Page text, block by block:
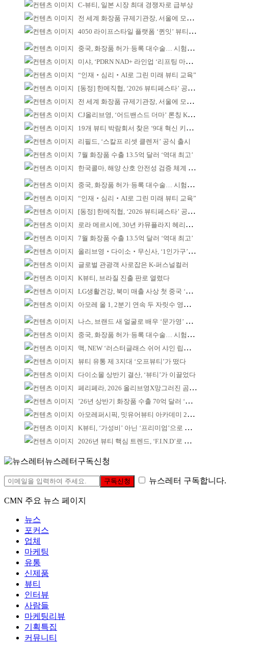
C-뷰티, 일본 시장 최대 경쟁자로 급부상
전 세계 화장품 규제기관장, 서울에 모인다
4050 라이프스타일 플랫폼 ‘퀸잇’ 뷰티 성장세
중국, 화장품 허가·등록 대수술… 시험자료 공용 허용
미샤, ‘PDRN NAD+ 라인업 ‘리프팅 마스크’ 출시
“인재‧심리‧AI로 그린 미래 뷰티 교육”
[동정] 한메직협, ‘2026 뷰티페스타’ 공동 주최
전 세계 화장품 규제기관장, 서울에 모인다
CJ올리브영, ‘어드밴스드 더마’ 론칭 K더마 육성 박차
19개 뷰티 박람회서 찾은 ‘9대 혁신 키워드’
리필드, ‘스칼프 리셋 클렌저’ 공식 출시
7월 화장품 수출 13.5억 달러 ‘역대 최고’
한국콜마, 해양 산호 안전성 검증 체계 구축
중국, 화장품 허가·등록 대수술… 시험자료 공용 허용
“인재‧심리‧AI로 그린 미래 뷰티 교육”
[동정] 한메직협, ‘2026 뷰티페스타’ 공동 주최
로라 메르시에, 30년 카뮤플라지 헤리티지 담아
7월 화장품 수출 13.5억 달러 ‘역대 최고’
올리브영‧다이소‧무신사, ‘1인가구’가 이끈다
글로벌 관광객 사로잡은 K-퍼스널컬러
K뷰티, 브라질 진출 판로 열렸다
LG생활건강, 북미 매출 사상 첫 중국 ‘추월’
아모레 올 1, 2분기 연속 두 자릿수 영업이익률 기록
나스, 브랜드 새 얼굴로 배우 ‘문가영’ 발탁
중국, 화장품 허가·등록 대수술… 시험자료 공용 허용
맥, NEW ‘러스터글래스 쉬어 샤인 립스틱’ 출시
뷰티 유통 제 3지대 ‘오프뷰티’가 떴다
다이소몰 상반기 결산, ‘뷰티’가 이끌었다
페리페라, 2026 올리브영X망그러진 곰 콜라보
’26년 상반기 화장품 수출 70억 달러 ‘역대 최고’
아모레퍼시픽, 밋유어뷰티 아카데미 2기 발대식
K뷰티, ‘가성비’ 아닌 ‘프리미엄’으로 승부걸어야
2026년 뷰티 핵심 트렌드, ‘F.I.N.D’로 읽는다
뉴스레터구독신청
구독신청 뉴스레터 구독합니다.
CMN 주요 뉴스 페이지
뉴스
포커스
업체
마케팅
유통
신제품
뷰티
인터뷰
사람들
마케팅리뷰
기획특집
커뮤니티